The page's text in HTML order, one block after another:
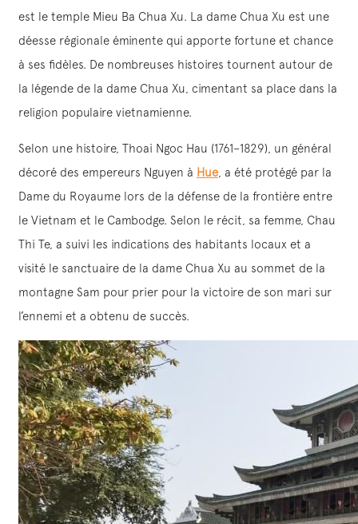
est le temple Mieu Ba Chua Xu. La dame Chua Xu est une
déesse régionale éminente qui apporte fortune et chance
à ses fidèles. De nombreuses histoires tournent autour de
la légende de la dame Chua Xu, cimentant sa place dans la
religion populaire vietnamienne.
Selon une histoire, Thoai Ngoc Hau (1761–1829), un général
décoré des empereurs Nguyen à Hue, a été protégé par la
Dame du Royaume lors de la défense de la frontière entre
le Vietnam et le Cambodge. Selon le récit, sa femme, Chau
Thi Te, a suivi les indications des habitants locaux et a
visité le sanctuaire de la dame Chua Xu au sommet de la
montagne Sam pour prier pour la victoire de son mari sur
l’ennemi et a obtenu de succès.